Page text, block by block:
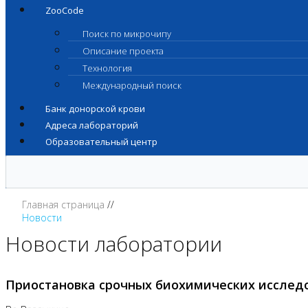
ZooCode
Поиск по микрочипу
Описание проекта
Технология
Международный поиск
Банк донорской крови
Адреса лабораторий
Образовательный центр
Главная страница
Новости
Новости лаборатории
Приостановка срочных биохимических